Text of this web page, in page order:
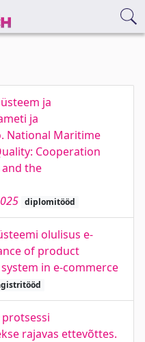
ja
ja
National Maritime
Cooperation
and the
diplomitööd
olulisus e-
of product
in e-commerce
rajavas ettevõttes.